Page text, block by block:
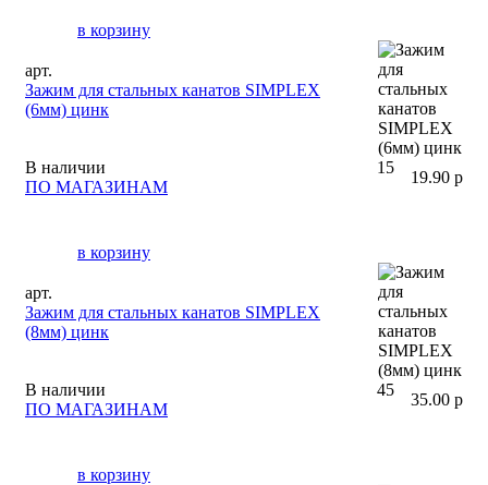
в корзину
арт.
Зажим для стальных канатов SIMPLEX
(6мм) цинк
В наличии
15
ПО МАГАЗИНАМ
19.90 р
в корзину
арт.
Зажим для стальных канатов SIMPLEX
(8мм) цинк
В наличии
45
ПО МАГАЗИНАМ
35.00 р
в корзину